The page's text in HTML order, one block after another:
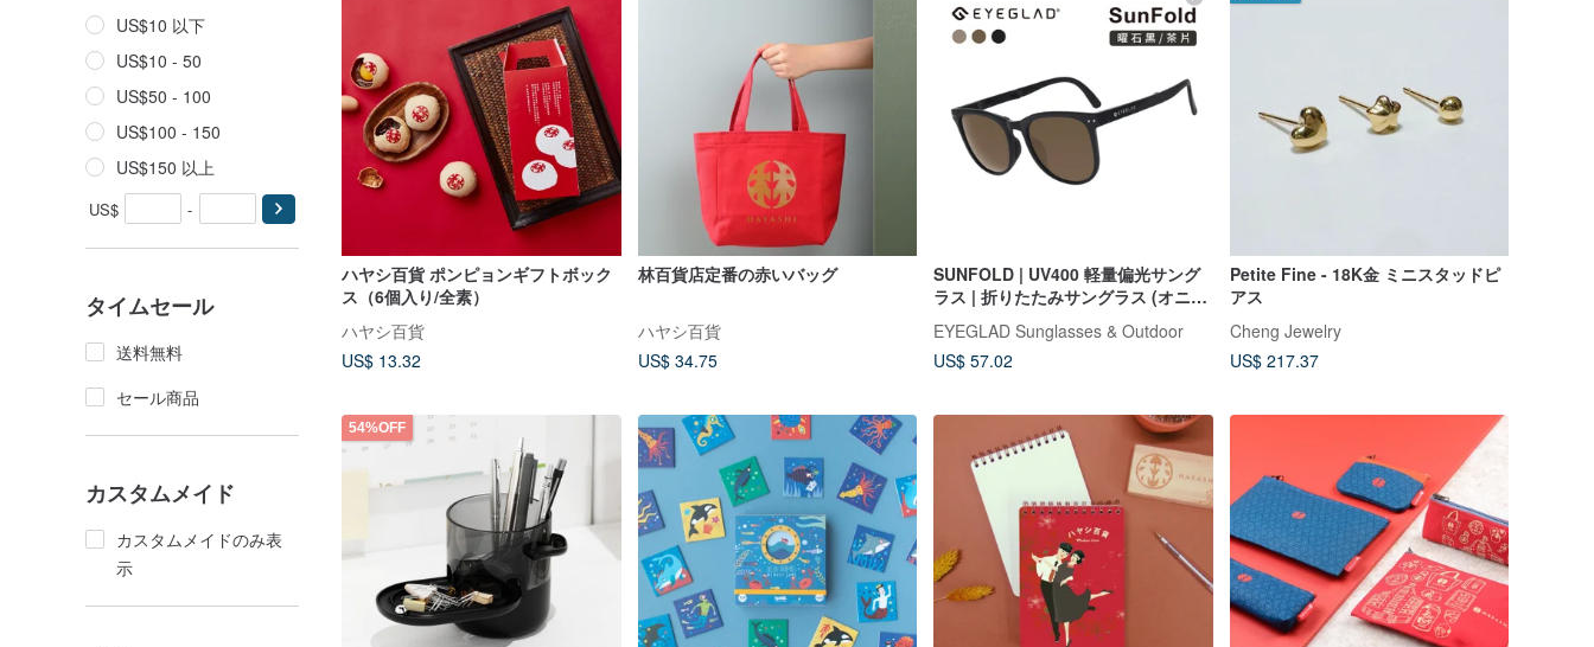
US$10 以下
US$10 - 50
US$50 - 100
US$100 - 150
US$150 以上
US$ -
タイムセール
送料無料
セール商品
カスタムメイド
カスタムメイドのみ表
示
ハヤシ百貨 ポンピョンギフトボック
ス（6個入り/全素）
ハヤシ百貨
US$ 13.32
林百貨店定番の赤いバッグ
ハヤシ百貨
US$ 34.75
SUNFOLD | UV400 軽量偏光サング
ラス | 折りたたみサングラス (オニキ
スブラックXブラウンレンズ)
EYEGLAD Sunglasses & Outdoor
US$ 57.02
Petite Fine - 18K金 ミニスタッドピ
アス
Cheng Jewelry
US$ 217.37
54%OFF